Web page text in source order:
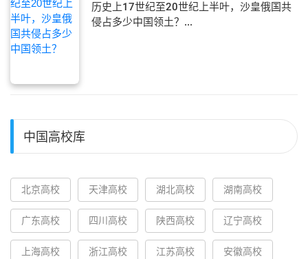
历史上17世纪至20世纪上半叶，沙皇俄国共
侵占多少中国领土？...
中国高校库
北京高校 天津高校 湖北高校 湖南高校
广东高校 四川高校 陕西高校 辽宁高校
上海高校 浙江高校 江苏高校 安徽高校